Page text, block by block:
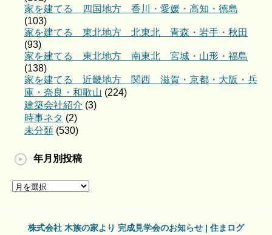
家を建てる 四国地方 香川・愛媛・高知・徳島
(103)
家を建てる 東北地方 北東北 青森・岩手・秋田
(93)
家を建てる 東北地方 南東北 宮城・山形・福島
(138)
家を建てる 近畿地方 関西 滋賀・京都・大阪・兵
庫・奈良・和歌山 (224)
建築会社紹介 (3)
時事ネタ (2)
未分類 (530)
年月別投稿
株式会社 木族の家より 完成見学会のお知らせ | 住まログ